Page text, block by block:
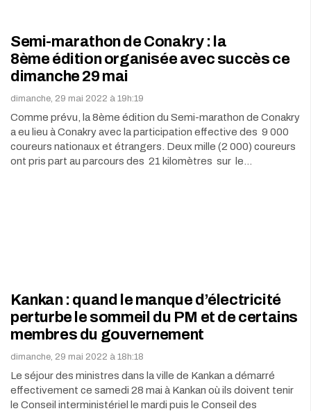
Semi-marathon de Conakry : la
8ème édition organisée avec succès ce
dimanche 29 mai
dimanche, 29 mai 2022 à 19h:19
Comme prévu, la 8ème édition du Semi-marathon de Conakry
a eu lieu à Conakry avec la participation effective des 9 000
coureurs nationaux et étrangers. Deux mille (2 000) coureurs
ont pris part au parcours des 21 kilomètres sur le…
Kankan : quand le manque d’électricité
perturbe le sommeil du PM et de certains
membres du gouvernement
dimanche, 29 mai 2022 à 18h:18
Le séjour des ministres dans la ville de Kankan a démarré
effectivement ce samedi 28 mai à Kankan où ils doivent tenir
le Conseil interministériel le mardi puis le Conseil des